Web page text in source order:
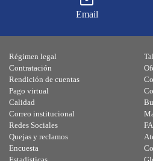
Email
Régimen legal
Contratación
Rendición de cuentas
Pago virtual
Calidad
Correo institucional
Redes Sociales
Quejas y reclamos
Encuesta